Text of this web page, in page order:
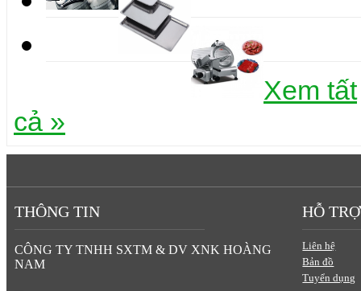
Xem tất
cả »
THÔNG TIN
CÔNG TY TNHH SXTM & DV XNK HOÀNG
NAM
HỖ TRỢ
Liên hệ
Bản đồ
Tuyển dụng